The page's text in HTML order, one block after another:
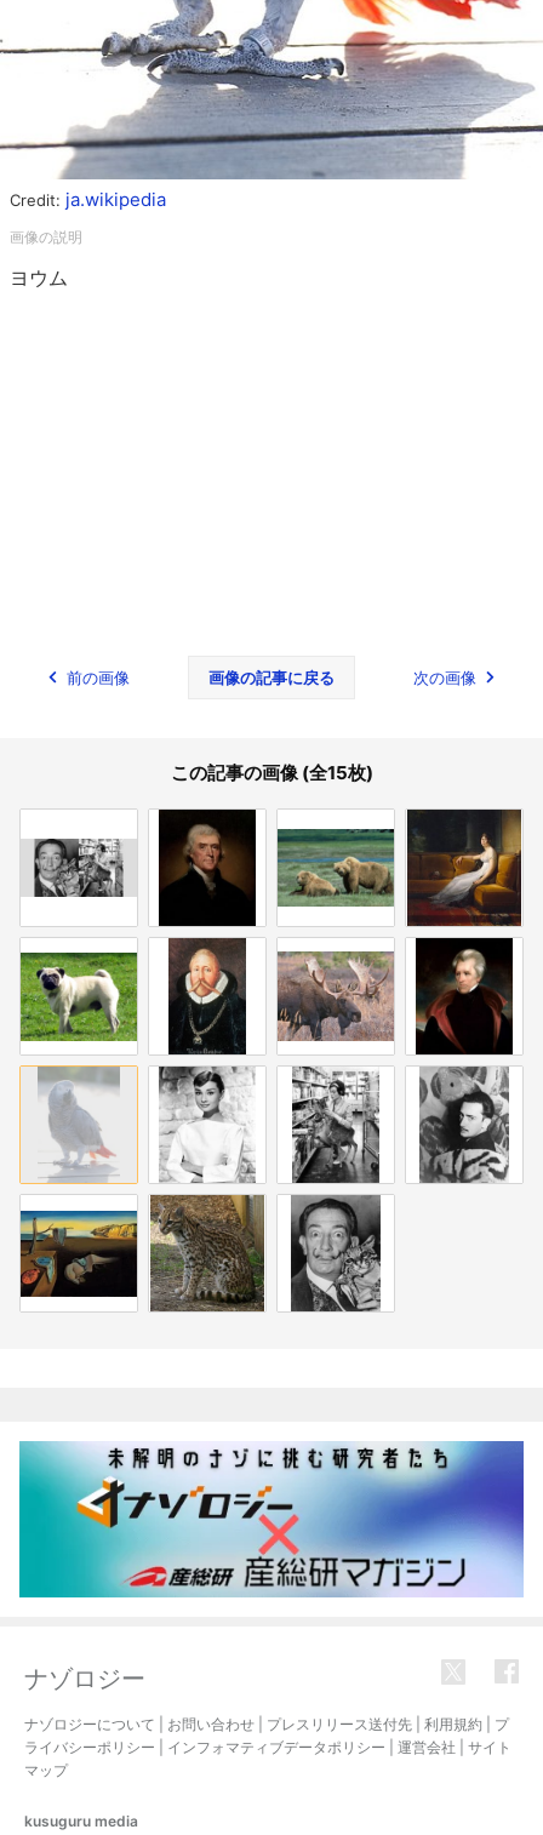
Credit: ja.wikipedia
ヨウム
前の画像 画像の記事に戻る 次の画像
この記事の画像 (全15枚)
ナゾロジー
ナゾロジーについて お問い合わせ プレスリリース送付先 利用規約
プ
ライバシーポリシー
インフォマティブデータポリシー 運営会社
サイト
マップ
kusuguru media